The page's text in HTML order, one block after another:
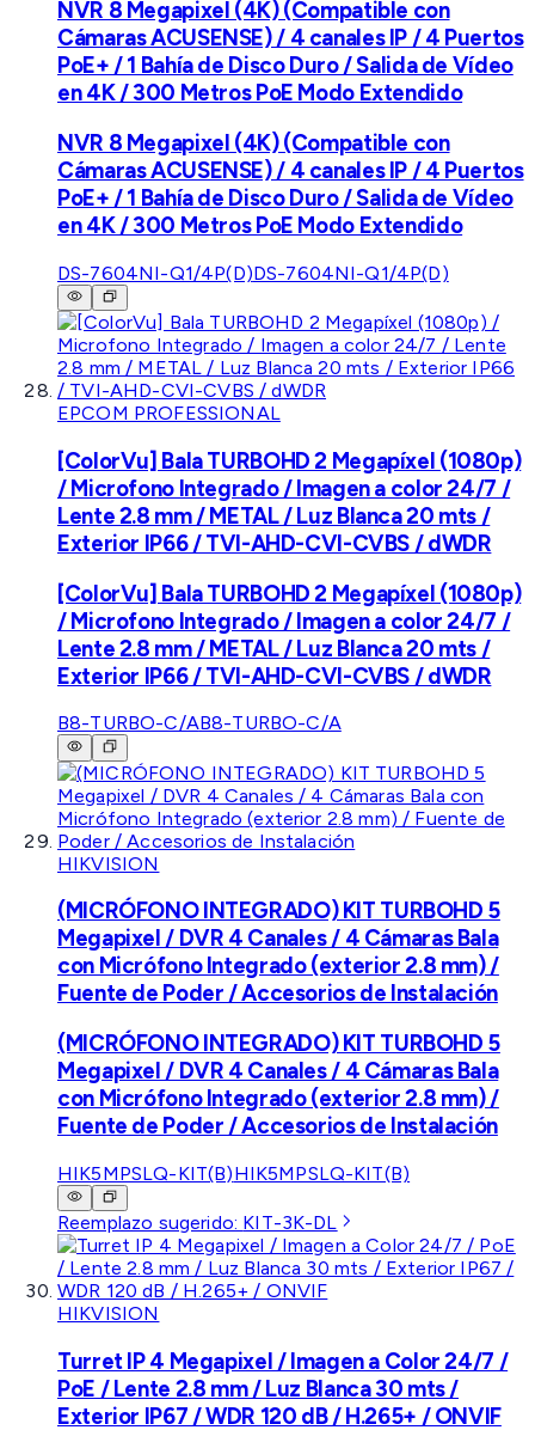
NVR 8 Megapixel (4K) (Compatible con
Cámaras ACUSENSE) / 4 canales IP / 4 Puertos
PoE+ / 1 Bahía de Disco Duro / Salida de Vídeo
en 4K / 300 Metros PoE Modo Extendido
NVR 8 Megapixel (4K) (Compatible con
Cámaras ACUSENSE) / 4 canales IP / 4 Puertos
PoE+ / 1 Bahía de Disco Duro / Salida de Vídeo
en 4K / 300 Metros PoE Modo Extendido
DS-7604NI-Q1/4P(D)DS-7604NI-Q1/4P(D)
EPCOM PROFESSIONAL
[ColorVu] Bala TURBOHD 2 Megapíxel (1080p)
/ Microfono Integrado / Imagen a color 24/7 /
Lente 2.8 mm / METAL / Luz Blanca 20 mts /
Exterior IP66 / TVI-AHD-CVI-CVBS / dWDR
[ColorVu] Bala TURBOHD 2 Megapíxel (1080p)
/ Microfono Integrado / Imagen a color 24/7 /
Lente 2.8 mm / METAL / Luz Blanca 20 mts /
Exterior IP66 / TVI-AHD-CVI-CVBS / dWDR
B8-TURBO-C/AB8-TURBO-C/A
HIKVISION
(MICRÓFONO INTEGRADO) KIT TURBOHD 5
Megapixel / DVR 4 Canales / 4 Cámaras Bala
con Micrófono Integrado (exterior 2.8 mm) /
Fuente de Poder / Accesorios de Instalación
(MICRÓFONO INTEGRADO) KIT TURBOHD 5
Megapixel / DVR 4 Canales / 4 Cámaras Bala
con Micrófono Integrado (exterior 2.8 mm) /
Fuente de Poder / Accesorios de Instalación
HIK5MPSLQ-KIT(B)HIK5MPSLQ-KIT(B)
Reemplazo sugerido: KIT-3K-DL
HIKVISION
Turret IP 4 Megapixel / Imagen a Color 24/7 /
PoE / Lente 2.8 mm / Luz Blanca 30 mts /
Exterior IP67 / WDR 120 dB / H.265+ / ONVIF